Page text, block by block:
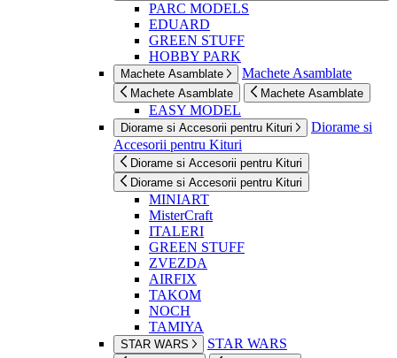
PARC MODELS
EDUARD
GREEN STUFF
HOBBY PARK
Machete Asamblate Machete Asamblate
Machete Asamblate Machete Asamblate
EASY MODEL
Diorame si Accesorii pentru Kituri
Diorame si
Accesorii pentru Kituri
Diorame si Accesorii pentru Kituri
Diorame si Accesorii pentru Kituri
MINIART
MisterCraft
ITALERI
GREEN STUFF
ZVEZDA
AIRFIX
TAKOM
NOCH
TAMIYA
STAR WARS STAR WARS